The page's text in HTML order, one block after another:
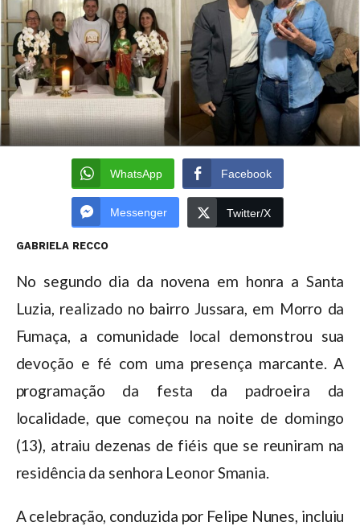
WhatsApp Facebook
Messenger Twitter/X
GABRIELA RECCO
No segundo dia da novena em honra a Santa
Luzia, realizado no bairro Jussara, em Morro da
Fumaça, a comunidade local demonstrou sua
devoção e fé com uma presença marcante. A
programação da festa da padroeira da
localidade, que começou na noite de domingo
(13), atraiu dezenas de fiéis que se reuniram na
residência da senhora Leonor Smania.
A celebração, conduzida por Felipe Nunes, incluiu